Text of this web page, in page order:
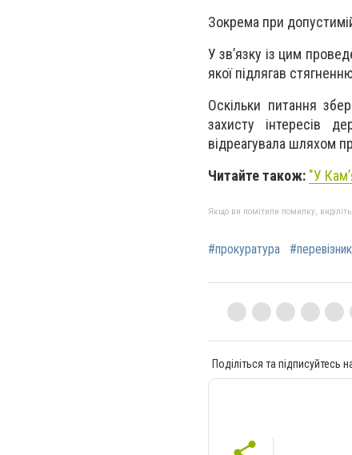
Зокрема при
У зв’язку із цим
якої підлягав
Оскільки питання
захисту інтересів
відреагувала шляхом
Читайте також: "У
Якщо ви помітили помилку, виділіть
#прокуратура #перевізник
Поділіться та підписуйтесь